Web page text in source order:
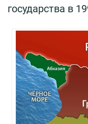
государства в